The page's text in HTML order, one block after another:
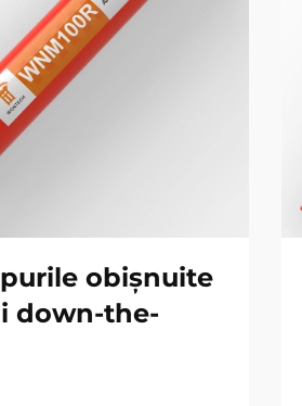
obișnuite
down-the-